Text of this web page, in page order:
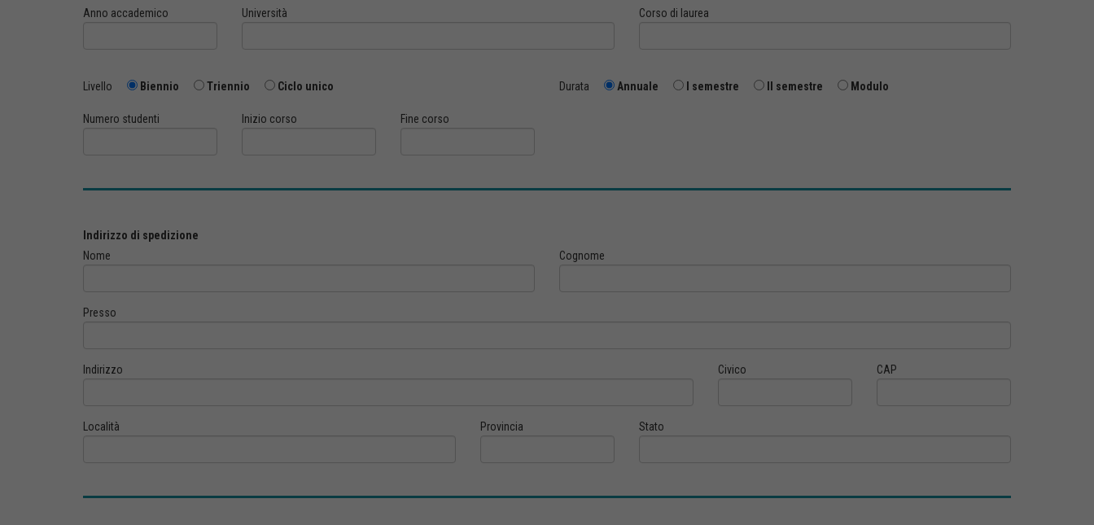
Anno accademico
Università Corso di laurea
Livello Biennio Triennio Ciclo unico Durata Annuale I semestre II semestre Modulo
Numero studenti Inizio corso Fine corso
Indirizzo di spedizione
Nome
Cognome
Presso
Indirizzo Civico CAP
Località Provincia Stato